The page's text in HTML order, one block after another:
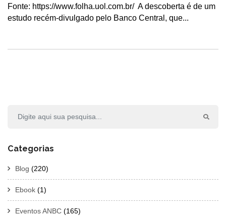
Fonte: https://www.folha.uol.com.br/ A descoberta é de um
estudo recém-divulgado pelo Banco Central, que...
Categorias
Blog (220)
Ebook (1)
Eventos ANBC (165)